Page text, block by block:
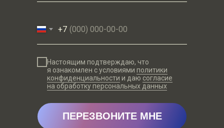
+7
Настоящим подтверждаю, что
я ознакомлен с условиями политики
конфиденциальности и даю согласие
на обработку персональных данных
ПЕРЕЗВОНИТЕ МНЕ